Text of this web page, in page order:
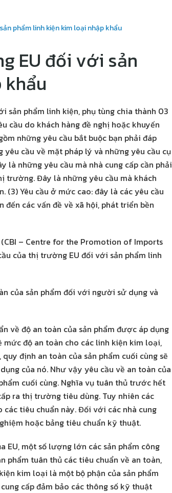
phẩm linh kiện kim loại nhập khẩu
EU đối với sản
sản phẩm linh kiện, phụ tùng chia thành 03
cầu do khách hàng đề nghị hoặc khuyến
những yêu cầu bắt buộc bạn phải đáp
cầu về mặt pháp lý và những yêu cầu cụ
là những yêu cầu mà nhà cung cấp cần phải
trường. Đây là những yêu cầu mà khách
(3) Yêu cầu ở mức cao: đây là các yêu cầu
các vấn đề về xã hội, phát triển bền
– Centre for the Promotion of Imports
của thị trường EU đối với sản phẩm linh
của sản phẩm đối với người sử dụng và
về độ an toàn của sản phẩm được áp dụng
mức độ an toàn cho các linh kiện kim loại,
định an toàn của sản phẩm cuối cùng sẽ
của nó. Như vậy yêu cầu về an toàn của
cuối cùng. Nghĩa vụ tuân thủ trước hết
ra thị trường tiêu dùng. Tuy nhiên các
các tiêu chuẩn này. Đối với các nhà cung
hoặc bảng tiêu chuẩn kỹ thuật.
EU, một số lượng lớn các sản phẩm công
phẩm tuân thủ các tiêu chuẩn về an toàn,
kim loại là một bộ phận của sản phẩm
cấp đảm bảo các thông số kỹ thuật